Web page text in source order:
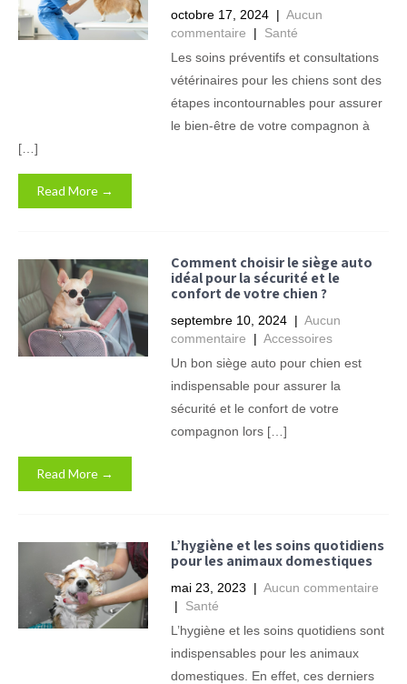
octobre 17, 2024 | Aucun
commentaire
| Santé
Les soins préventifs et consultations
vétérinaires pour les chiens sont des
étapes incontournables pour assurer
le bien-être de votre compagnon à
[…]
Read More →
Comment choisir le siège auto
idéal pour la sécurité et le
confort de votre chien ?
septembre 10, 2024 | Aucun
commentaire
| Accessoires
Un bon siège auto pour chien est
indispensable pour assurer la
sécurité et le confort de votre
compagnon lors […]
Read More →
L’hygiène et les soins quotidiens
pour les animaux domestiques
mai 23, 2023 | Aucun commentaire
| Santé
L’hygiène et les soins quotidiens sont
indispensables pour les animaux
domestiques. En effet, ces derniers